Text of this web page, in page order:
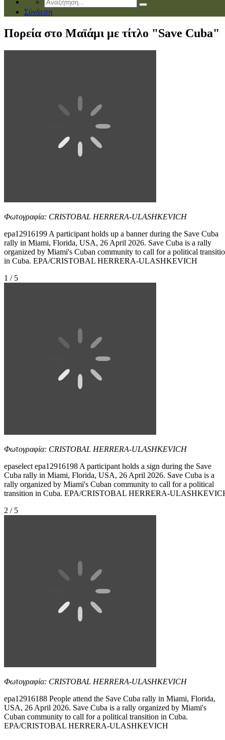
Σύνδεση
Πορεία στο Μαϊάμι με τίτλο "Save Cuba"
Φωτογραφία: CRISTOBAL HERRERA-ULASHKEVICH
epa12916199 A participant holds up a banner during the Save Cuba
rally in Miami, Florida, USA, 26 April 2026. Save Cuba is a rally
organized by Miami's Cuban community to call for a political
in Cuba. EPA/CRISTOBAL HERRERA-ULASHKEVICH
1 / 5
Φωτογραφία: CRISTOBAL HERRERA-ULASHKEVICH
epaselect epa12916198 A participant holds a sign during the Save
Cuba rally in Miami, Florida, USA, 26 April 2026. Save Cuba is a
rally organized by Miami's Cuban community to call for a political
transition in Cuba. EPA/CRISTOBAL HERRERA-
2 / 5
Φωτογραφία: CRISTOBAL HERRERA-ULASHKEVICH
epa12916188 People attend the Save Cuba rally in Miami, Florida,
USA, 26 April 2026. Save Cuba is a rally organized by Miami's
Cuban community to call for a political transition in Cuba.
EPA/CRISTOBAL HERRERA-ULASHKEVICH